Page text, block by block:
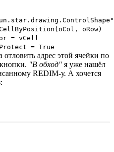
oRow)
= vCell
= True
адрес этой ячейки по
"В обход" я уже нашёл
REDIM-у. А хочется